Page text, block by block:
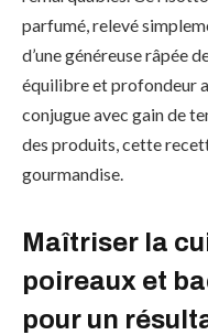
parfumé, relevé
d’une généreuse râpée
équilibre et profondeur
conjugue avec gain de
des produits, cette
gourmandise.
Maîtriser la
poireaux et
pour un